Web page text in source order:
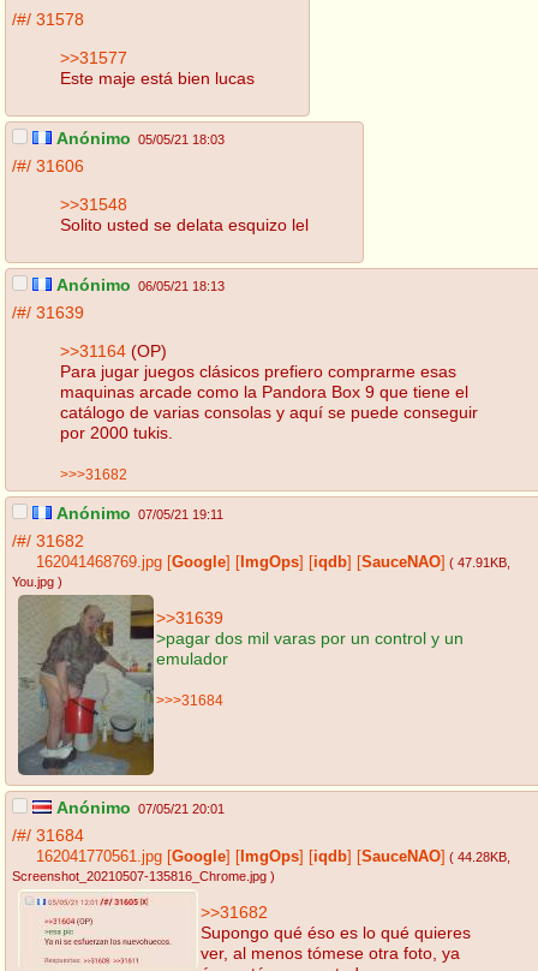
/#/ 31578
>>31577
Este maje está bien lucas
Anónimo 05/05/21 18:03
/#/ 31606
>>31548
Solito usted se delata esquizo lel
Anónimo 06/05/21 18:13
/#/ 31639
>>31164 (OP)
Para jugar juegos clásicos prefiero comprarme esas
maquinas arcade como la Pandora Box 9 que tiene el
catálogo de varias consolas y aquí se puede conseguir
por 2000 tukis.
>>>31682
Anónimo 07/05/21 19:11
/#/ 31682
162041468769.jpg Google ImgOps iqdb SauceNAO ( 47.91KB
You.jpg )
>>31639
>pagar dos mil varas por un control y un
emulador
>>>31684
Anónimo 07/05/21 20:01
/#/ 31684
162041770561.jpg Google ImgOps iqdb SauceNAO ( 44.28KB
Screenshot_20210507-135816_Chrome.jpg )
>>31682
Supongo qué éso es lo qué quieres
ver, al menos tómese otra foto, ya